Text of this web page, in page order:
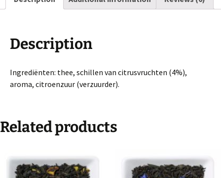
Description
Ingrediënten: thee, schillen van citrusvruchten (4%),
aroma, citroenzuur (verzuurder).
Related products